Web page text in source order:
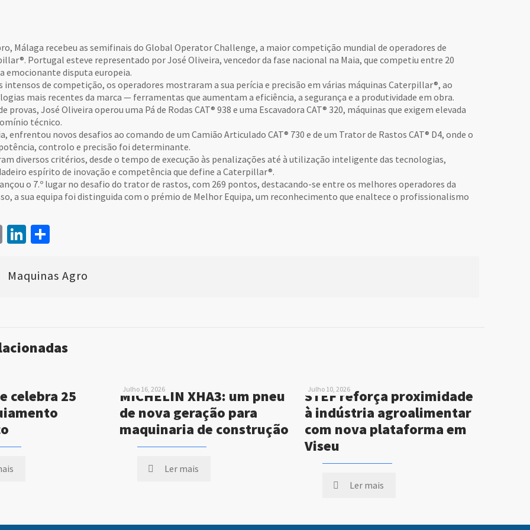
Málaga recebeu as semifinais do Global Operator Challenge, a maior competição mundial de operadores de
Portugal esteve representado por José Oliveira, vencedor da fase nacional na Maia, que competiu entre 20
emocionante disputa europeia.
intensos de competição, os operadores mostraram a sua perícia e precisão em várias máquinas Caterpillar®, ao
mais recentes da marca — ferramentas que aumentam a eficiência, a segurança e a produtividade em obra.
provas, José Oliveira operou uma Pá de Rodas CAT® 938 e uma Escavadora CAT® 320, máquinas que exigem elevada
técnico.
enfrentou novos desafios ao comando de um Camião Articulado CAT® 730 e de um Trator de Rastos CAT® D4, onde o
controlo e precisão foi determinante.
diversos critérios, desde o tempo de execução às penalizações até à utilização inteligente das tecnologias,
espírito de inovação e competência que define a Caterpillar®.
o 7.º lugar no desafio do trator de rastos, com 269 pontos, destacando-se entre os melhores operadores da
a sua equipa foi distinguida com o prémio de Melhor Equipa, um reconhecimento que enaltece o profissionalismo
EmailLinkedIn
Maquinas Agro
celebra 25
Julho 16, 2026
MICHELIN XHA3: um pneu
de nova geração para
maquinaria de construção
Ler mais
Julho 10, 2026
STEF reforça proximidade
à indústria agroalimentar
com nova plataforma em
Viseu
Ler mais